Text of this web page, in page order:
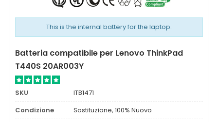
This is the internal battery for the laptop.
Batteria compatibile per Lenovo ThinkPad
T440S 20AR003Y
SKU
ITB1471
Condizione
Sostituzione, 100% Nuovo